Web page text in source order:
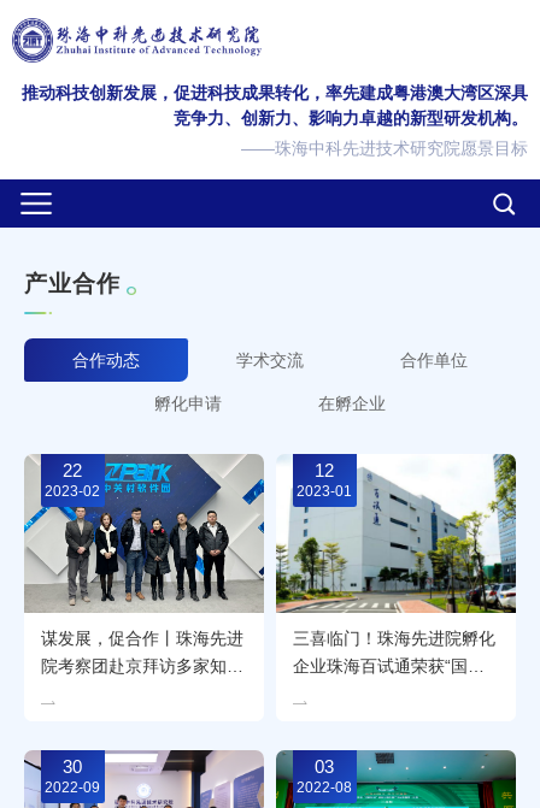
推动科技创新发展，促进科技成果转化，率先建成粤港澳大湾区深具
竞争力、创新力、影响力卓越的新型研发机构。
——珠海中科先进技术研究院愿景目标
产业合作
合作动态 学术交流 合作单位
孵化申请 在孵企业
22
2023-02
谋发展，促合作丨珠海先进
院考察团赴京拜访多家知名
12
2023-01
三喜临门！珠海先进院孵化
企业珠海百试通荣获“国家
创新型中小企业”认定
30
2022-09
03
2022-08